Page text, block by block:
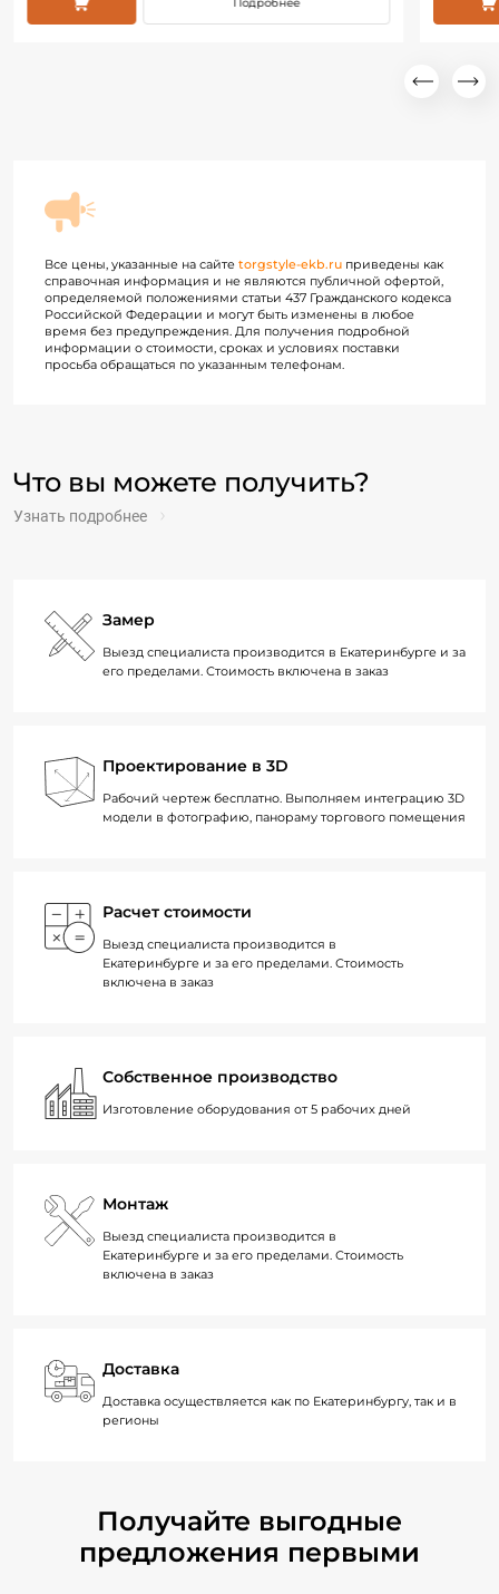
Все цены, указанные на сайте torgstyle-ekb.ru приведены как
справочная информация и не являются публичной офертой,
определяемой положениями статьи 437 Гражданского кодекса
Российской Федерации и могут быть изменены в любое
время без предупреждения. Для получения подробной
информации о стоимости, сроках и условиях поставки
просьба обращаться по указанным телефонам.
Что вы можете получить?
Узнать подробнее
Замер
Выезд специалиста производится в Екатеринбурге и за
его пределами. Стоимость включена в заказ
Проектирование в 3D
Рабочий чертеж бесплатно. Выполняем интеграцию 3D
модели в фотографию, панораму торгового помещения
Расчет стоимости
Выезд специалиста производится в
Екатеринбурге и за его пределами. Стоимость
включена в заказ
Собственное производство
Изготовление оборудования от 5 рабочих дней
Монтаж
Выезд специалиста производится в
Екатеринбурге и за его пределами. Стоимость
включена в заказ
Доставка
Доставка осуществляется как по Екатеринбургу, так и в
регионы
Получайте выгодные
предложения первыми